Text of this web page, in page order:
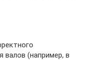
(например, в